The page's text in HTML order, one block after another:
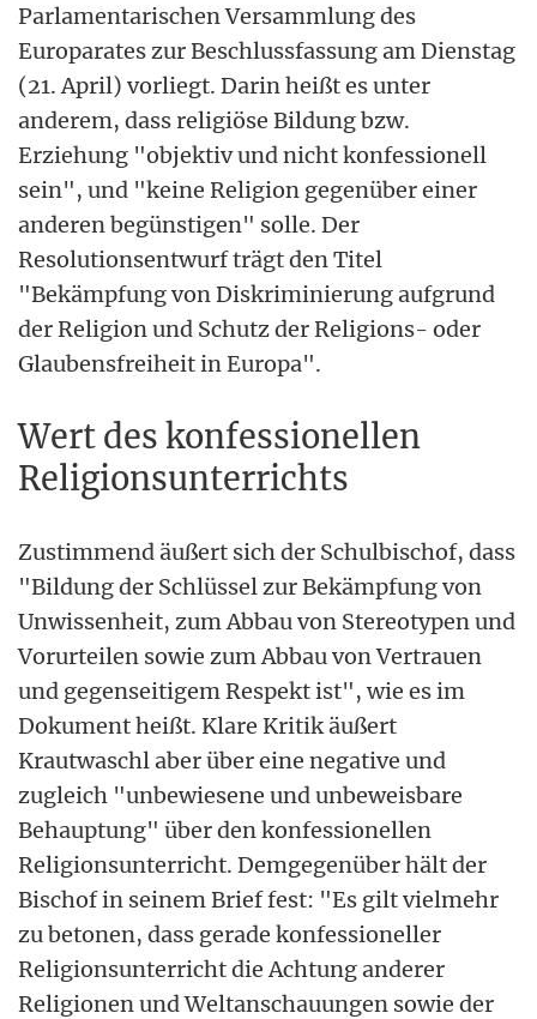
Parlamentarischen Versammlung des
Europarates zur Beschlussfassung am Dienstag
(21. April) vorliegt. Darin heißt es unter
anderem, dass religiöse Bildung bzw.
Erziehung "objektiv und nicht konfessionell
sein", und "keine Religion gegenüber einer
anderen begünstigen" solle. Der
Resolutionsentwurf trägt den Titel
"Bekämpfung von Diskriminierung aufgrund
der Religion und Schutz der Religions- oder
Glaubensfreiheit in Europa".
Wert des konfessionellen
Religionsunterrichts
Zustimmend äußert sich der Schulbischof, dass
"Bildung der Schlüssel zur Bekämpfung von
Unwissenheit, zum Abbau von Stereotypen und
Vorurteilen sowie zum Abbau von Vertrauen
und gegenseitigem Respekt ist", wie es im
Dokument heißt. Klare Kritik äußert
Krautwaschl aber über eine negative und
zugleich "unbewiesene und unbeweisbare
Behauptung" über den konfessionellen
Religionsunterricht. Demgegenüber hält der
Bischof in seinem Brief fest: "Es gilt vielmehr
zu betonen, dass gerade konfessioneller
Religionsunterricht die Achtung anderer
Religionen und Weltanschauungen sowie der